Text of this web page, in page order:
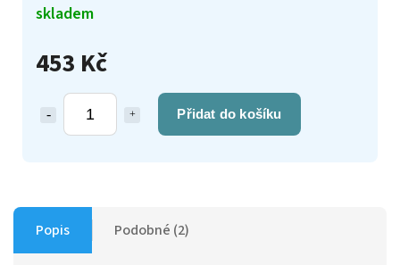
453 Kč
Přidat do košíku
skladem
Popis Podobné (2)